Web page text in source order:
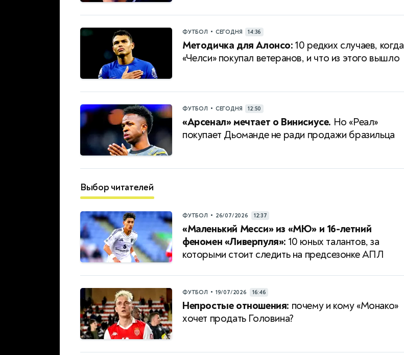
ФУТБОЛ • СЕГОДНЯ 14:36
Методичка для Алонсо: 10 редких случаев, когда
«Челси» покупал ветеранов, и что из этого вышло
ФУТБОЛ • СЕГОДНЯ 12:50
«Арсенал» мечтает о Винисиусе. Но «Реал»
покупает Дьоманде не ради продажи бразильца
Выбор читателей
ФУТБОЛ • 26/07/2026 12:37
«Маленький Месси» из «МЮ» и 16-летний
феномен «Ливерпуля»: 10 юных талантов, за
которыми стоит следить на предсезонке АПЛ
ФУТБОЛ • 19/07/2026 16:46
Непростые отношения: почему и кому «Монако»
хочет продать Головина?